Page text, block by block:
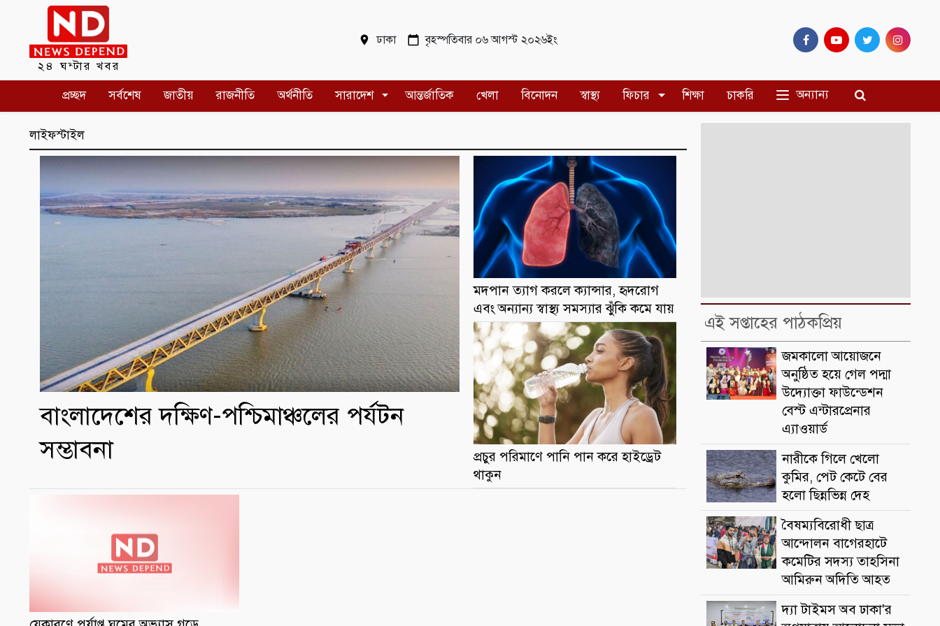
২৪ ঘন্টার খবর
ঢাকা বৃহস্পতিবার ০৬ আগস্ট ২০২৬ইং
প্রচ্ছদ সর্বশেষ জাতীয় রাজনীতি অর্থনীতি সারাদেশ আন্তর্জাতিক খেলা বিনোদন স্বাস্থ্য ফিচার শিক্ষা চাকরি অন্যান্য
লাইফস্টাইল
বাংলাদেশের দক্ষিণ-পশ্চিমাঞ্চলের পর্যটন
সম্ভাবনা
মদপান ত্যাগ করলে ক্যান্সার, হৃদরোগ
এবং অন্যান্য স্বাস্থ্য সমস্যার ঝুঁকি কমে যায়
প্রচুর পরিমাণে পানি পান করে হাইড্রেট
থাকুন
এই সপ্তাহের পাঠকপ্রিয়
জমকালো আয়োজনে
অনুষ্ঠিত হয়ে গেল পদ্মা
উদ্যোক্তা ফাউন্ডেশন
বেস্ট এন্টারপ্রেনার
এ্যাওয়ার্ড
নারীকে গিলে খেলো
কুমির, পেট কেটে বের
হলো ছিন্নভিন্ন দেহ
বৈষম্যবিরোধী ছাত্র
আন্দোলন বাগেরহাটে
কমেটির সদস্য তাহসিনা
আমিরুন অদিতি আহত
দ্যা টাইমস অব ঢাকা'র